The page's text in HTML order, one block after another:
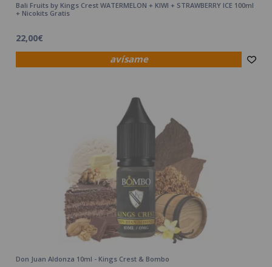
avísame
Bali Fruits by Kings Crest WATERMELON + KIWI + STRAWBERRY ICE 100ml
+ Nicokits Gratis
22,00€
Don Juan Aldonza 10ml - Kings Crest & Bombo